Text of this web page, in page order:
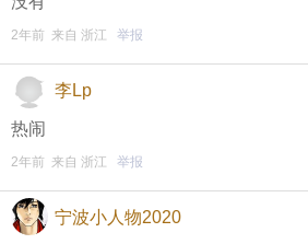
评论主题内容即可领
另外，欢迎加入东方热
2年前 来自 浙江 举报
李Lp
热闹
2年前 来自 浙江 举报
宁波小人物2020